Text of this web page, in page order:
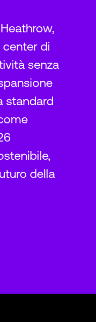
di
senza
standard
della